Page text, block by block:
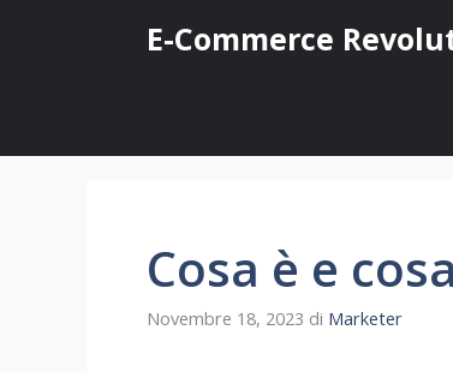
E-Commerce
Cosa è e
Novembre 18, 2023 di Marketer